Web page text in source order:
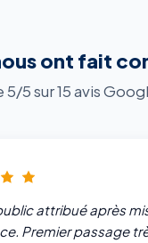
ont fait
5/5 sur 15 avis
attribué après
Premier passage